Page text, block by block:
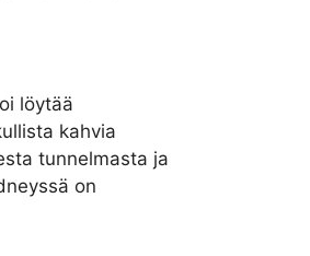
löytää
kahvia
tunnelmasta ja
on